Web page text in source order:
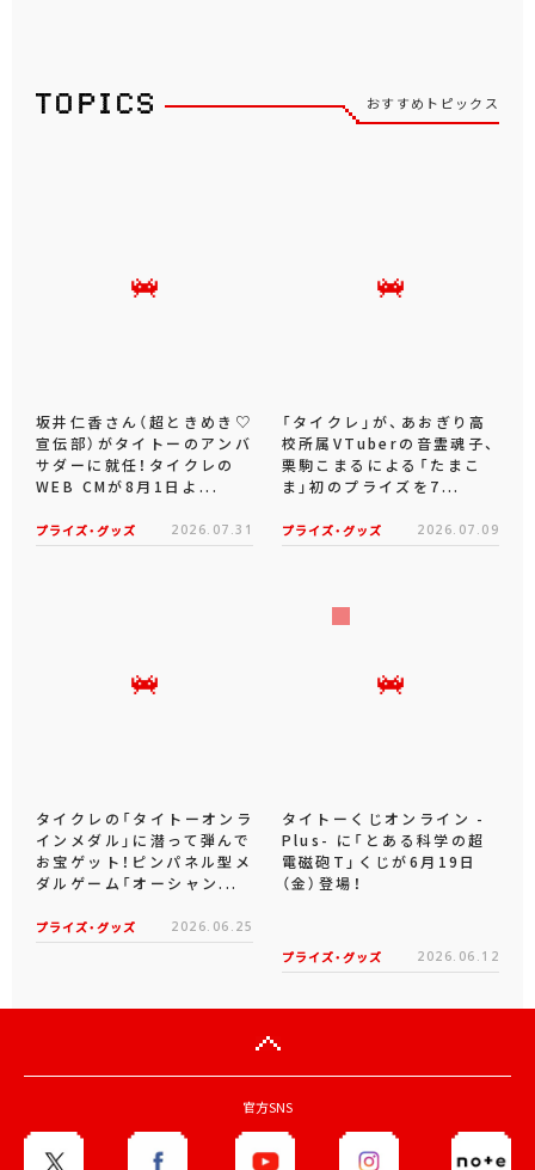
おすすめトピックス
坂井仁香さん（超ときめき♡
宣伝部）がタイトーのアンバ
サダーに就任！タイクレの
WEB CMが8月1日よ...
プライズ・グッズ 2026.07.31
「タイクレ」が、あおぎり高
校所属VTuberの音霊魂子、
栗駒こまるによる「たまこ
ま」初のプライズを7...
プライズ・グッズ 2026.07.09
タイクレの「タイトーオンラ
インメダル」に潜って弾んで
お宝ゲット！ピンパネル型メ
ダルゲーム「オーシャン...
プライズ・グッズ 2026.06.25
タイトーくじオンライン -
Plus- に「とある科学の超
電磁砲T」くじが6月19日
（金）登場！
プライズ・グッズ 2026.06.12
官方SNS